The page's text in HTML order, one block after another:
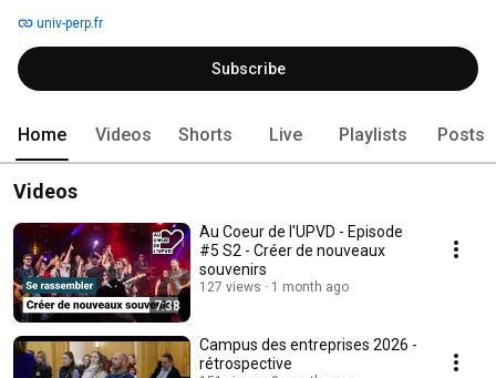
univ-perp.fr
Subscribe
Home Videos Shorts Live Playlists Posts
Videos
7:38
Au Coeur de l'UPVD - Episode
#5 S2 - Créer de nouveaux
souvenirs
127 views 1 month ago
Campus des entreprises 2026 -
rétrospective